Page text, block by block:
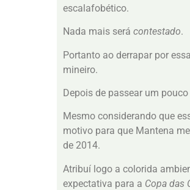
escalafobético.
Nada mais será contestado.
Portanto ao derrapar por
mineiro.
Depois de passear um
Mesmo considerando que
motivo para que Mantena
de 2014.
Atribuí logo a colorida
expectativa para a Copa das